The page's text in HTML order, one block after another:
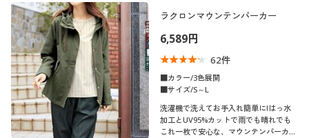
ラクロンマウンテンパーカー
6,589円
62件
■カラー/3色展開
■サイズ/S～L
洗濯機で洗えてお手入れ簡単に!はっ水
加工とUV95%カットで雨でも晴れでも
これ一枚で安心な、マウンテンパーカ